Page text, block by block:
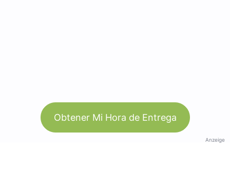
Obtener Mi Hora de Entrega
Anzeige